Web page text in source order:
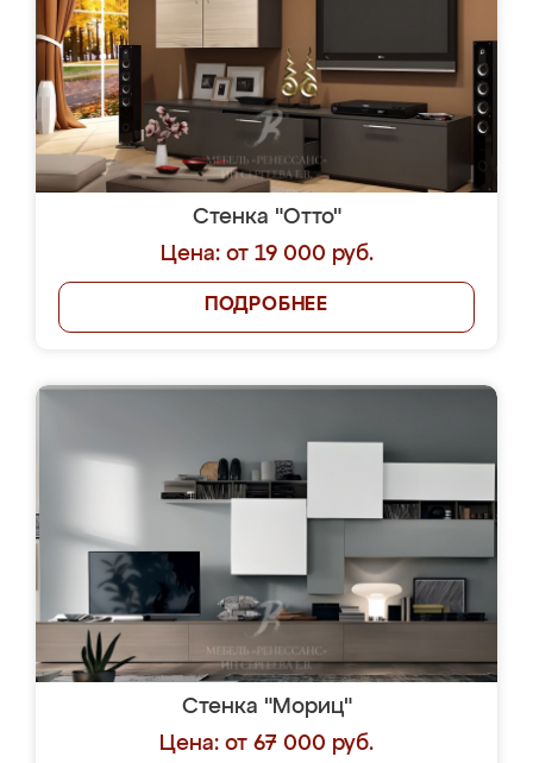
Стенка "Отто"
Цена: от 19 000 руб.
ПОДРОБНЕЕ
Стенка "Мориц"
Цена: от 67 000 руб.